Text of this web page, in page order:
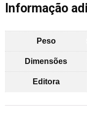
Informação
Peso
Dimensões
Editora